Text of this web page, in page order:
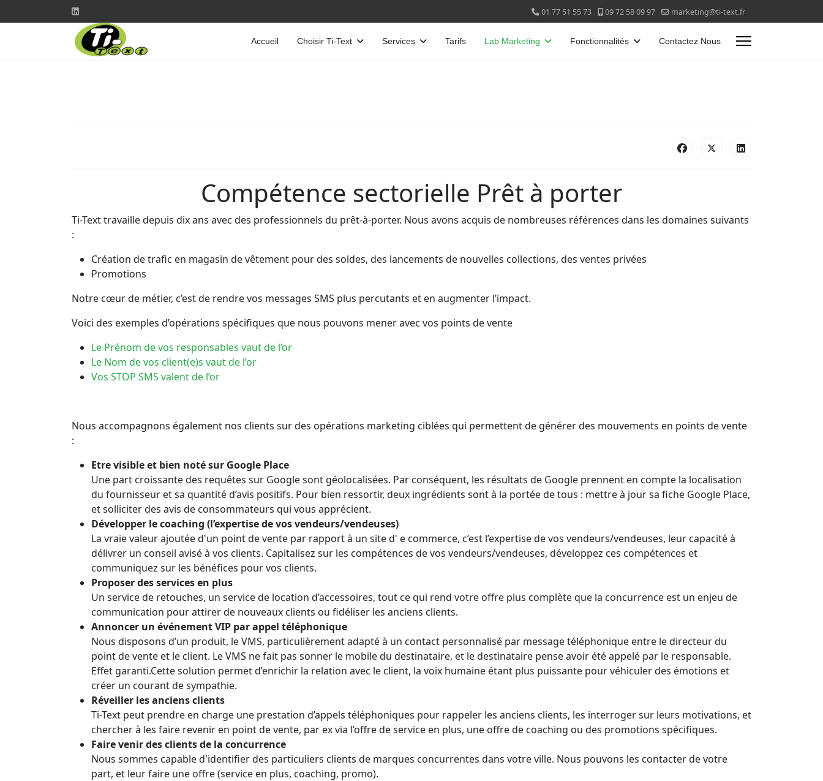
01 77 51 55 73 09 72 58 09 97 marketing@ti-text.fr
Accueil Choisir Ti-Text Services Tarifs Lab Marketing Fonctionnalités Contactez Nous
Compétence sectorielle Prêt à porter
Ti-Text travaille depuis dix ans avec des professionnels du prêt-à-porter. Nous avons acquis de nombreuses références dans les domaines suivants
:
Création de trafic en magasin de vêtement pour des soldes, des lancements de nouvelles collections, des ventes privées
Promotions
Notre cœur de métier, c’est de rendre vos messages SMS plus percutants et en augmenter l’impact.
Voici des exemples d’opérations spécifiques que nous pouvons mener avec vos points de vente
Le Prénom de vos responsables vaut de l’or
Le Nom de vos client(e)s vaut de l’or
Vos STOP SMS valent de l’or
Nous accompagnons également nos clients sur des opérations marketing ciblées qui permettent de générer des mouvements en points de vente
:
Etre visible et bien noté sur Google Place
Une part croissante des requêtes sur Google sont géolocalisées. Par conséquent, les résultats de Google prennent en compte la localisation
du fournisseur et sa quantité d’avis positifs. Pour bien ressortir, deux ingrédients sont à la portée de tous : mettre à jour sa fiche Google Place,
et solliciter des avis de consommateurs qui vous apprécient.
Développer le coaching (l’expertise de vos vendeurs/vendeuses)
La vraie valeur ajoutée d'un point de vente par rapport à un site d' e commerce, c’est l’expertise de vos vendeurs/vendeuses, leur capacité à
délivrer un conseil avisé à vos clients. Capitalisez sur les compétences de vos vendeurs/vendeuses, développez ces compétences et
communiquez sur les bénéfices pour vos clients.
Proposer des services en plus
Un service de retouches, un service de location d’accessoires, tout ce qui rend votre offre plus complète que la concurrence est un enjeu de
communication pour attirer de nouveaux clients ou fidéliser les anciens clients.
Annoncer un événement VIP par appel téléphonique
Nous disposons d’un produit, le VMS, particulièrement adapté à un contact personnalisé par message téléphonique entre le directeur du
point de vente et le client. Le VMS ne fait pas sonner le mobile du destinataire, et le destinataire pense avoir été appelé par le responsable.
Effet garanti.Cette solution permet d’enrichir la relation avec le client, la voix humaine étant plus puissante pour véhiculer des émotions et
créer un courant de sympathie.
Réveiller les anciens clients
Ti-Text peut prendre en charge une prestation d’appels téléphoniques pour rappeler les anciens clients, les interroger sur leurs motivations, et
chercher à les faire revenir en point de vente, par ex via l’offre de service en plus, une offre de coaching ou des promotions spécifiques.
Faire venir des clients de la concurrence
Nous sommes capable d'identifier des particuliers clients de marques concurrentes dans votre ville. Nous pouvons les contacter de votre
part, et leur faire une offre (service en plus, coaching, promo).